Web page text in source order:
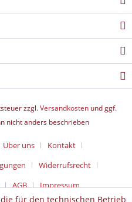
zzgl.Versandkosten und ggf.
nicht anders beschrieben
Über uns
Kontakt
Widerrufsrecht
AGB Impressum
für den technischen Betrieb